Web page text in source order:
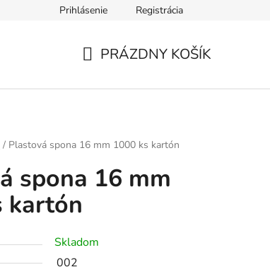
Prihlásenie Registrácia
PRÁZDNY KOŠÍK
/ Plastová spona 16 mm 1000 ks kartón
spona 16 mm
kartón
Skladom
002